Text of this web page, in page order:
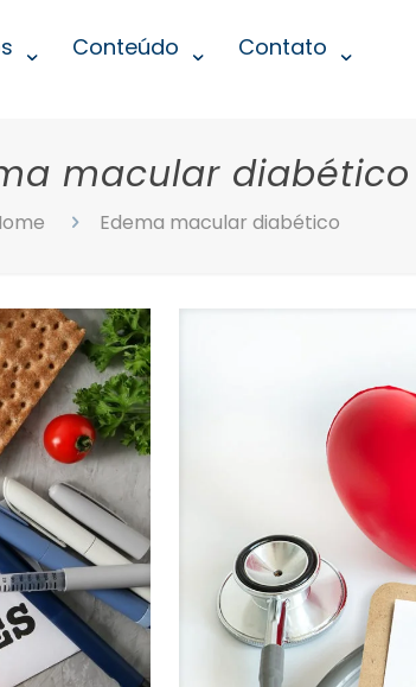
Conteúdo Contato
macular diabético
Edema macular diabético